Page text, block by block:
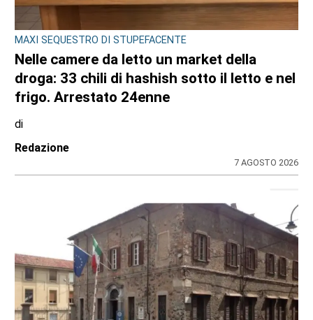
MAXI SEQUESTRO DI STUPEFACENTE
Nelle camere da letto un market della
droga: 33 chili di hashish sotto il letto e nel
frigo. Arrestato 24enne
7 AGOSTO 2026